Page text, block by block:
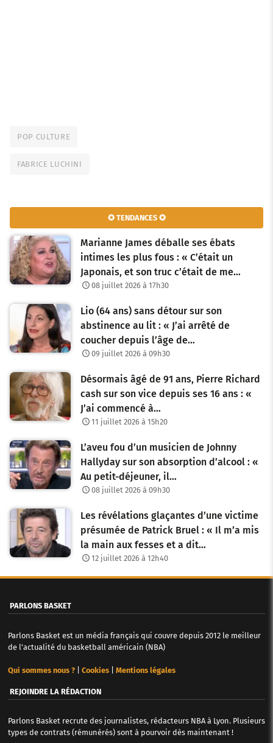
POP CULTURE
FABRICE LUCHINI
✪ TENDANCES ✪
Marianne James déballe ses ébats
intimes les plus fous : « C’était un
Japonais, et son truc c’était de me…
08 juillet 2026 à 17h30
Lio (64 ans) sans détour sur son
abstinence au lit : « J’ai arrêté de
coucher depuis l’âge de…
09 juillet 2026 à 09h30
Désormais âgé de 91 ans, Pierre Richard
cash sur son vice depuis ses 16 ans : «
J’ai commencé à…
11 juillet 2026 à 15h20
L’aveu fou d’un musicien de Johnny
Hallyday sur son absorption d’alcool : «
Au petit-déjeuner, il…
08 juillet 2026 à 09h30
Les révélations glaçantes d’une victime
présumée de Patrick Bruel : « Il m’a mis
la main aux fesses et a dit…
12 juillet 2026 à 12h40
PARLONS BASKET
Parlons Basket est un média français qui couvre depuis 2012 le meilleur
de l'actualité du basketball américain (NBA)
Qui sommes nous ?| Cookies| Mentions légales
REJOINDRE LA RÉDACTION
Parlons Basket recrute des journalistes, rédacteurs NBA à Lyon. Plusieurs
types de contrats (rémunérés) sont à pourvoir dès maintenant !